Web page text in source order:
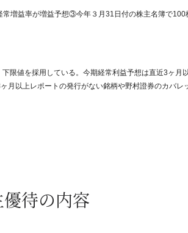
増益率が増益予想③今年３月31日付の株主名簿で100
限値を採用している。今期経常利益予想は直近3ヶ月
月以上レポートの発行がない銘柄や野村證券のカバレ
待の内容